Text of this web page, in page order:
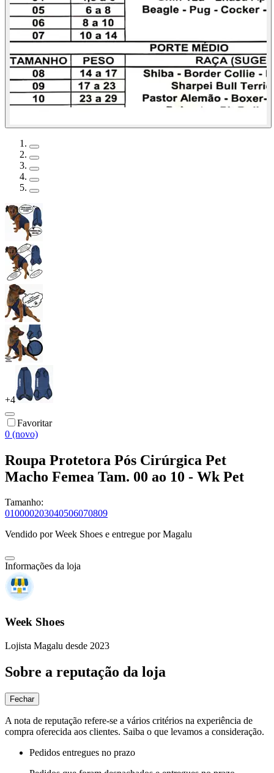
+4
Favoritar
0 (novo)
Roupa Protetora Pós Cirúrgica Pet
Macho Femea Tam. 00 ao 10 - Wk Pet
Tamanho:
010000203040506070809
Vendido porWeek Shoes e entregue por Magalu
Informações da loja
Week Shoes
Lojista Magalu desde 2023
Sobre a reputação da loja
Fechar
A nota de reputação refere-se a vários critérios na experiência de
compra oferecida aos clientes. Saiba o que levamos a consideração.
Pedidos entregues no prazo